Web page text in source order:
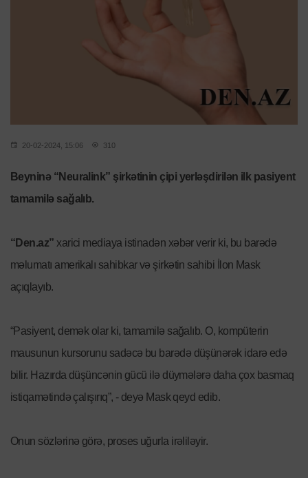
20-02-2024, 15:06 310
Beyninə “Neuralink” şirkətinin çipi yerləşdirilən ilk pasiyent
tamamilə sağalıb.
“Den.az” xarici mediaya istinadən xəbər verir ki, bu barədə
məlumatı amerikalı sahibkar və şirkətin sahibi İlon Mask
açıqlayıb.
“Pasiyent, demək olar ki, tamamilə sağalıb. O, kompüterin
mausunun kursorunu sadəcə bu barədə düşünərək idarə edə
bilir. Hazırda düşüncənin gücü ilə düymələrə daha çox basmaq
istiqamətində çalışırıq”, - deyə Mask qeyd edib.
Onun sözlərinə görə, proses uğurla irəliləyir.